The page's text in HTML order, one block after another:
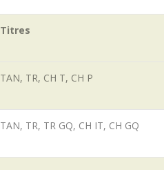
Titres
TAN, TR, CH T, CH P
TAN, TR, TR GQ, CH IT, CH GQ